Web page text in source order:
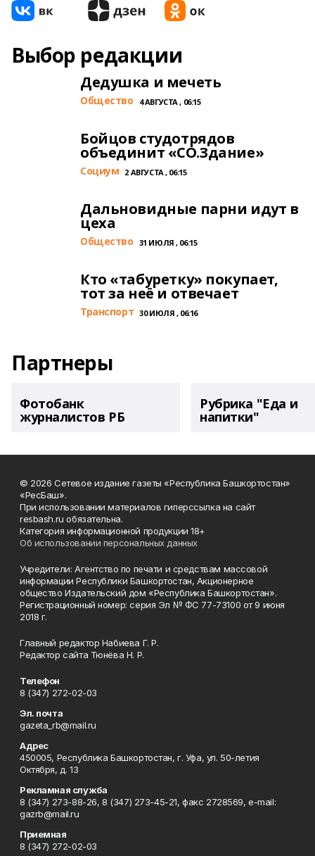
Выбор редакции
Дедушка и мечеть
Общество 4 АВГУСТА , 06:15
Бойцов студотрядов
объединит «СО.Здание»
Cоциум 2 АВГУСТА , 06:15
Дальновидные парни идут в
цеха
Общество 31 ИЮЛЯ , 06:15
Кто «табуретку» покупает,
тот за неё и отвечает
Транспорт 30 ИЮЛЯ , 06:16
Партнеры
Фотобанк
журналистов РБ
Рубрика "Еда и
напитки"
© 2026 Сетевое издание газеты «Республика Башкортостан»
«РесБаш».
При использовании материалов гиперссылка на сайт
resbash.ru обязательна.
Категория информационной продукции 18+
Об использовании персональных данных
Учредители: Агентство по печати и средствам массовой
информации Республики Башкортостан, Акционерное
общество Издательский дом «Республика Башкортостан».
Регистрационный номер: серия Эл № ФС 77-73100 от 9 июня
2018 г.
Главный редактор Набиева Г. Р.
Редактор сайта Тюнёва Н. Р.
Телефон
8 (347) 272-02-03
Эл. почта
gazeta_rb@mail.ru
Адрес
450005, Республика Башкортостан, г. Уфа, ул. 50-летия
Октября, д. 13
Рекламная служба
8 (347) 273-88-26, 8 (347) 273-45-21, факс 2728569, e-mail:
gazrb@mail.ru
Приемная
8 (347) 272-02-03